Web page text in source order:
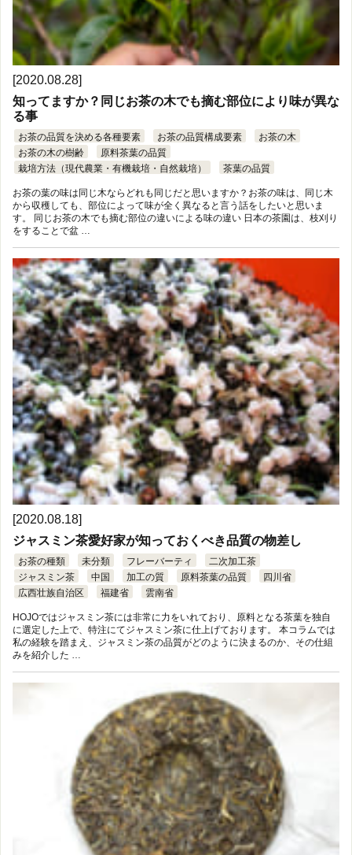
[2020.08.28]
知ってますか？同じお茶の木でも摘む部位により味が異な
る事
お茶の品質を決める各種要素 お茶の品質構成要素
お茶の木
お茶の木の樹齢
原料茶葉の品質
栽培方法（現代農業・有機栽培・自然栽培）
茶葉の品質
お茶の葉の味は同じ木ならどれも同じだと思いますか？お茶の味は、同じ木
から収穫しても、部位によって味が全く異なると言う話をしたいと思いま
す。 同じお茶の木でも摘む部位の違いによる味の違い 日本の茶園は、枝刈り
をすることで盆 …
[2020.08.18]
ジャスミン茶愛好家が知っておくべき品質の物差し
お茶の種類 未分類 フレーバーティ
二次加工茶
ジャスミン茶
中国 加工の質 原料茶葉の品質
四川省
広西壮族自治区
福建省 雲南省
HOJOではジャスミン茶には非常に力をいれており、原料となる茶葉を独自
に選定した上で、特注にてジャスミン茶に仕上げております。 本コラムでは
私の経験を踏まえ、ジャスミン茶の品質がどのように決まるのか、その仕組
みを紹介した …